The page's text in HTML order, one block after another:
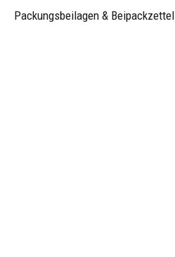
Packungsbeilagen & Beipackzettel